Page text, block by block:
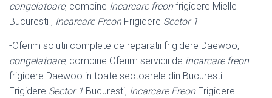
congelatoare, combine Incarcare freonfrigidere Mielle
Bucuresti , Incarcare FreonFrigidere Sector 1
-Oferim solutii complete de reparatii frigidere Daewoo,
congelatoare, combine Oferim servicii de incarcare freon
frigidere Daewoo in toate sectoarele din Bucuresti:
Frigidere Sector 1 Bucuresti, Incarcare FreonFrigidere